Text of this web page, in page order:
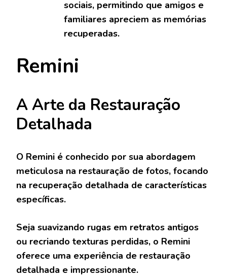
sociais, permitindo que amigos e
familiares apreciem as memórias
recuperadas.
Remini
A Arte da Restauração
Detalhada
O Remini é conhecido por sua abordagem
meticulosa na restauração de fotos, focando
na recuperação detalhada de características
específicas.
Seja suavizando rugas em retratos antigos
ou recriando texturas perdidas, o Remini
oferece uma experiência de restauração
detalhada e impressionante.